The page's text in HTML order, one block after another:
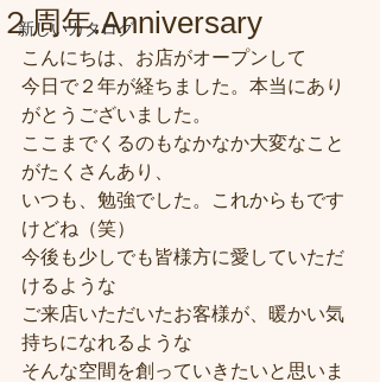
新しいカタログ
２周年.Anniversary
こんにちは、お店がオープンして
今日で２年が経ちました。本当にあり
がとうございました。
ここまでくるのもなかなか大変なこと
がたくさんあり、
いつも、勉強でした。これからもです
けどね（笑）
今後も少しでも皆様方に愛していただ
けるような
ご来店いただいたお客様が、暖かい気
持ちになれるような
そんな空間を創っていきたいと思いま